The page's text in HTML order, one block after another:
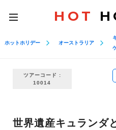
toggle
navigation
HOT
ホットホリデー オーストラリア
ツアーコード :
10014
世界遺産キュランダ